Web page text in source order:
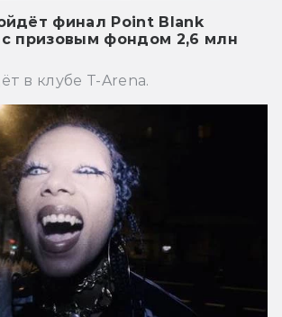
финал Point Blank
с призовым фондом 2,6 млн
в клубе T-Arena.